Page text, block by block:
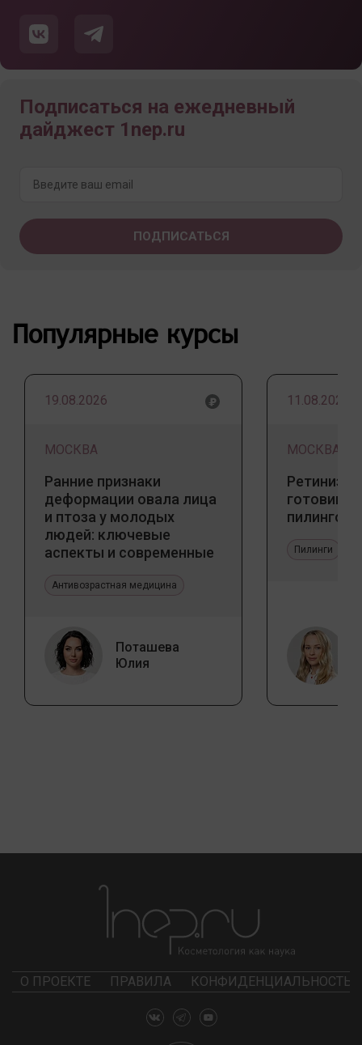
Подписаться на ежедневный
дайджест 1nep.ru
Популярные курсы
19.08.2026
МОСКВА
Ранние признаки
деформации овала лица
и птоза у молодых
людей: ключевые
аспекты и современные
Антивозрастная медицина
Поташева
Юлия
11.08.2026
МОСКВА
готовим
пилингов
Пилинги
О ПРОЕКТЕ ПРАВИЛА КОНФИДЕНЦИАЛЬНОСТЬ